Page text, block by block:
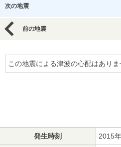
次の地震
前の地震
この地震による津波の心配はありま
発生時刻 2015